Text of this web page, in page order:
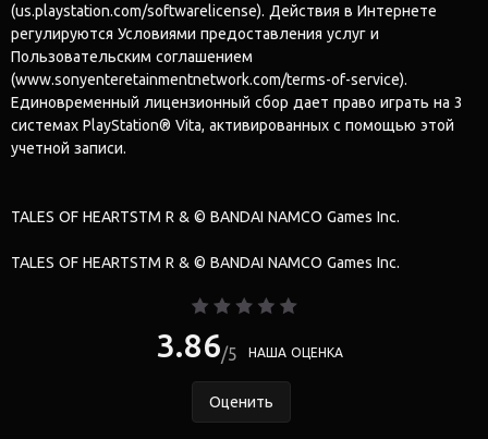
(us.playstation.com/softwarelicense). Действия в Интернете
регулируются Условиями предоставления услуг и
Пользовательским соглашением
(www.sonyenteretainmentnetwork.com/terms-of-service).
Единовременный лицензионный сбор дает право играть на 3
системах PlayStation® Vita, активированных с помощью этой
учетной записи.
TALES OF HEARTSTM R & © BANDAI NAMCO Games Inc.
TALES OF HEARTSTM R & © BANDAI NAMCO Games Inc.
3.86 5 НАША ОЦЕНКА
Оценить